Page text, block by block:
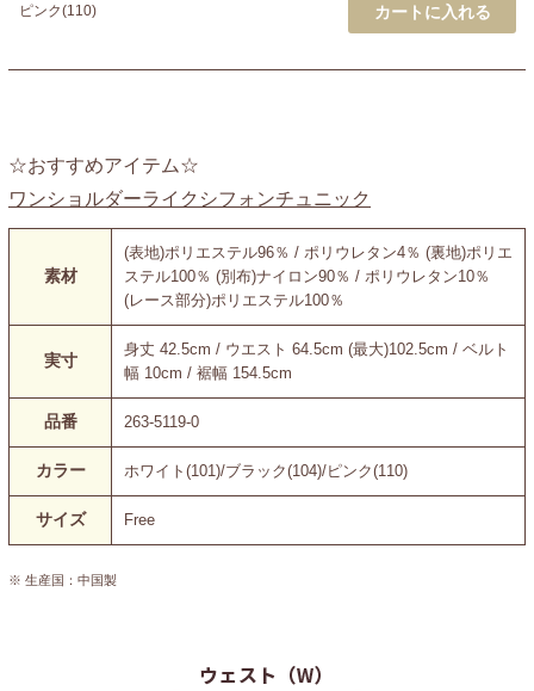
ピンク(110)
☆おすすめアイテム☆
ワンショルダーライクシフォンチュニック
素材
(表地)ポリエステル96％ / ポリウレタン4％ (裏地)ポリエ
ステル100％ (別布)ナイロン90％ / ポリウレタン10％
(レース部分)ポリエステル100％
実寸
身丈 42.5cm / ウエスト 64.5cm (最大)102.5cm / ベルト
幅 10cm / 裾幅 154.5cm
品番 263-5119-0
カラー ホワイト(101)/ブラック(104)/ピンク(110)
サイズ Free
※ 生産国：中国製